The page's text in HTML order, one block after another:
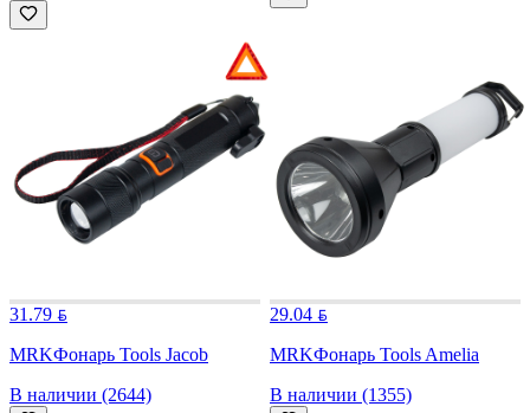
31.79
MRKФонарь Tools Jacob
В наличии (2644)
29.04
MRKФонарь Tools Amelia
В наличии (1355)